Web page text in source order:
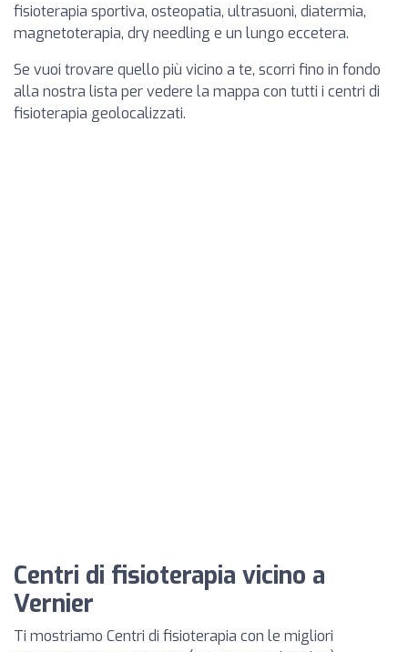
fisioterapia sportiva, osteopatia, ultrasuoni, diatermia,
magnetoterapia, dry needling e un lungo eccetera.
Se vuoi trovare quello più vicino a te, scorri fino in fondo
alla nostra lista per vedere la mappa con tutti i centri di
fisioterapia geolocalizzati.
Centri di fisioterapia vicino a
Vernier
Ti mostriamo Centri di fisioterapia con le migliori